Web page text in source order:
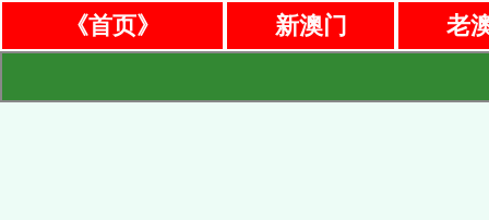
《首页》 新澳门 老